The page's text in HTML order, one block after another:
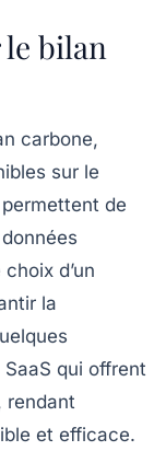
bilan
carbone,
sur le
de
d’un
la
qui offrent
rendant
et efficace.